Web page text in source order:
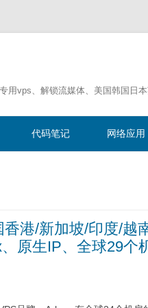
用vps、解锁流媒体、美国韩国日
代码笔记 网络应用
港/新加坡/印度/越
原生IP、全球29个